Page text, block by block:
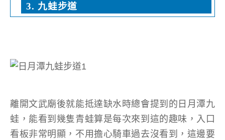
3. 九蛙步道
離開文武廟後就能抵達缺水時總會提到的日月潭九
蛙，能看到幾隻青蛙算是每次來到這的趣味，入口
看板非常明顯，不用擔心騎車過去沒看到，這邊要